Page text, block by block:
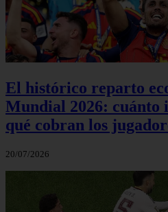
El histórico reparto
Mundial 2026: cuánto
qué cobran los
20/07/2026